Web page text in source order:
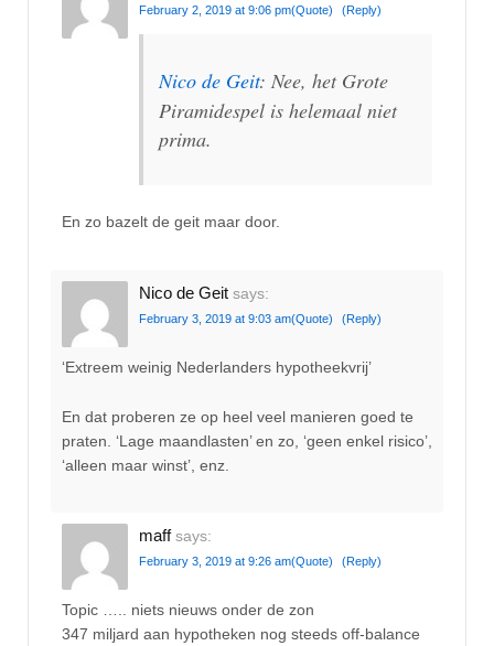
February 2, 2019 at 9:06 pm(Quote) (Reply)
Nico de Geit: Nee, het Grote
Piramidespel is helemaal niet
prima.
En zo bazelt de geit maar door.
Nico de Geit says:
February 3, 2019 at 9:03 am(Quote) (Reply)
‘Extreem weinig Nederlanders hypotheekvrij’
En dat proberen ze op heel veel manieren goed te
praten. ‘Lage maandlasten’ en zo, ‘geen enkel risico’,
‘alleen maar winst’, enz.
maff says:
February 3, 2019 at 9:26 am(Quote) (Reply)
Topic ….. niets nieuws onder de zon
347 miljard aan hypotheken nog steeds off-balance